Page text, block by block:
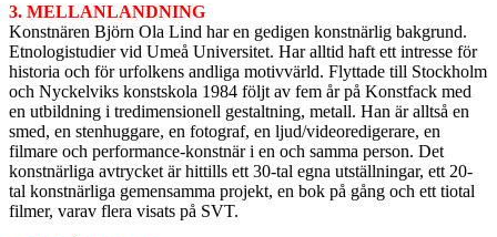
3. MELLANLANDNING
Konstnären Björn Ola Lind har en gedigen konstnärlig bakgrund.
Etnologistudier vid Umeå Universitet. Har alltid haft ett intresse för
historia och för urfolkens andliga motivvärld. Flyttade till Stockholm
och Nyckelviks konstskola 1984 följt av fem år på Konstfack med
en utbildning i tredimensionell gestaltning, metall. Han är alltså en
smed, en stenhuggare, en fotograf, en ljud/videoredigerare, en
filmare och performance-konstnär i en och samma person. Det
konstnärliga avtrycket är hittills ett 30-tal egna utställningar, ett 20-
tal konstnärliga gemensamma projekt, en bok på gång och ett tiotal
filmer, varav flera visats på SVT.